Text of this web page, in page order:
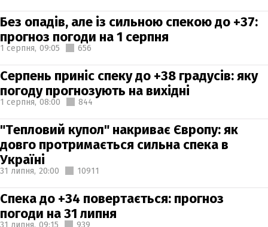
Без опадів, але із сильною спекою до +37:
прогноз погоди на 1 серпня
1 серпня, 09:05 656
Серпень приніс спеку до +38 градусів: яку
погоду прогнозують на вихідні
1 серпня, 08:00 844
"Тепловий купол" накриває Європу: як
довго протримається сильна спека в
Україні
31 липня, 20:00 10911
Спека до +34 повертається: прогноз
погоди на 31 липня
31 липня, 09:15 939